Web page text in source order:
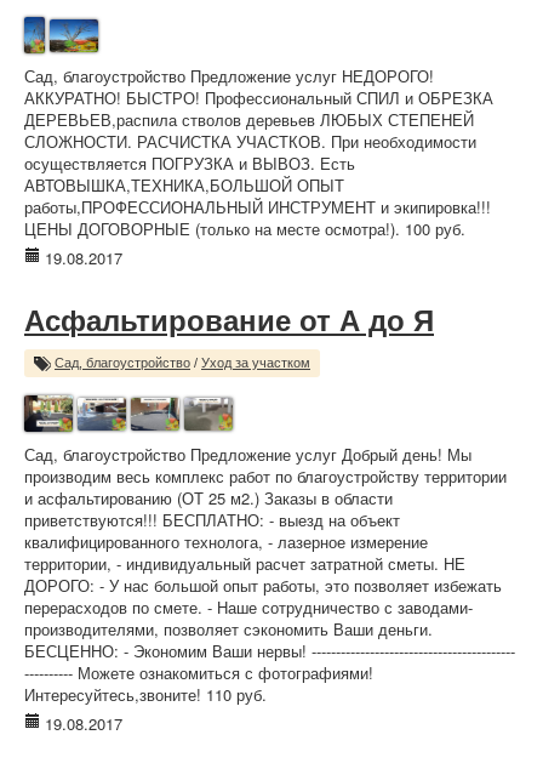
Сад, благоустройство Предложение услуг НЕДОРОГО!
АККУРАТНО! БЫСТРО! Профессиональный СПИЛ и ОБРЕЗКА
ДЕРЕВЬЕВ,распила стволов деревьев ЛЮБЫХ СТЕПЕНЕЙ
СЛОЖНОСТИ. РАСЧИСТКА УЧАСТКОВ. При необходимости
осуществляется ПОГРУЗКА и ВЫВОЗ. Есть
АВТОВЫШКА,ТЕХНИКА,БОЛЬШОЙ ОПЫТ
работы,ПРОФЕССИОНАЛЬНЫЙ ИНСТРУМЕНТ и экипировка!!!
ЦЕНЫ ДОГОВОРНЫЕ (только на месте осмотра!). 100 руб.
19.08.2017
Асфальтирование от А до Я
Сад, благоустройство / Уход за участком
Сад, благоустройство Предложение услуг Добрый день! Мы
производим весь комплекс работ по благоустройству территории
и асфальтированию (ОТ 25 м2.) Заказы в области
приветствуются!!! БЕСПЛАТНО: - выезд на объект
квалифицированного технолога, - лазерное измерение
территории, - индивидуальный расчет затратной сметы. НЕ
ДОРОГО: - У нас большой опыт работы, это позволяет избежать
перерасходов по смете. - Наше сотрудничество с заводами-
производителями, позволяет сэкономить Ваши деньги.
БЕСЦЕННО: - Экономим Ваши нервы! ------------------------------------------
---------- Можете ознакомиться с фотографиями!
Интересуйтесь,звоните! 110 руб.
19.08.2017